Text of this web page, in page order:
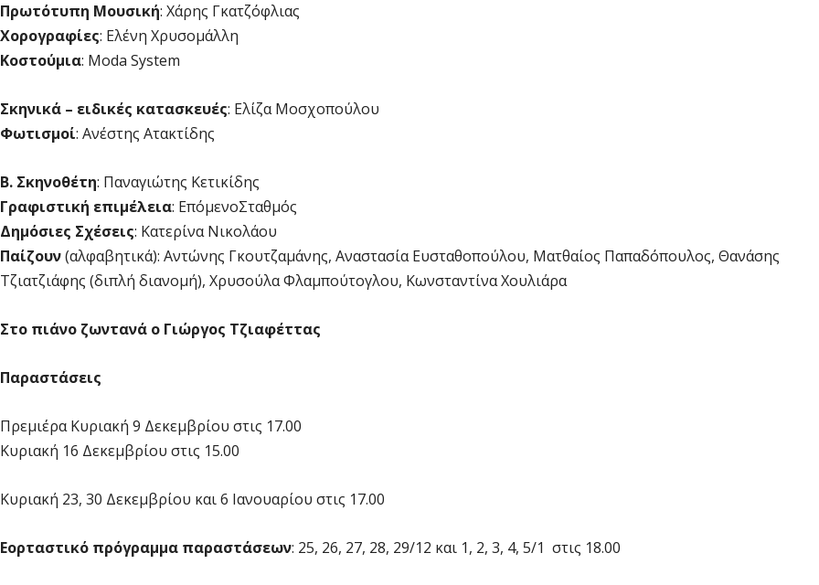
Πρωτότυπη Μουσική: Χάρης Γκατζόφλιας
Χορογραφίες: Ελένη Χρυσομάλλη
Κοστούμια: Moda System
Σκηνικά – ειδικές κατασκευές: Ελίζα Μοσχοπούλου
Φωτισμοί: Ανέστης Ατακτίδης
Β. Σκηνοθέτη: Παναγιώτης Κετικίδης
Γραφιστική επιμέλεια: ΕπόμενοΣταθμός
Δημόσιες Σχέσεις: Κατερίνα Νικολάου
Παίζουν(αλφαβητικά): Αντώνης Γκουτζαμάνης, Αναστασία Ευσταθοπούλου, Ματθαίος Παπαδόπουλος, Θανάσης
Τζιατζιάφης (διπλή διανομή), Χρυσούλα Φλαμπούτογλου, Κωνσταντίνα Χουλιάρα
Στο πιάνο ζωντανά ο Γιώργος Τζιαφέττας
Παραστάσεις
Πρεμιέρα Κυριακή 9 Δεκεμβρίου στις 17.00
Κυριακή 16 Δεκεμβρίου στις 15.00
Κυριακή 23, 30 Δεκεμβρίου και 6 Ιανουαρίου στις 17.00
Εορταστικό πρόγραμμα παραστάσεων: 25, 26, 27, 28, 29/12 και 1, 2, 3, 4, 5/1 στις 18.00